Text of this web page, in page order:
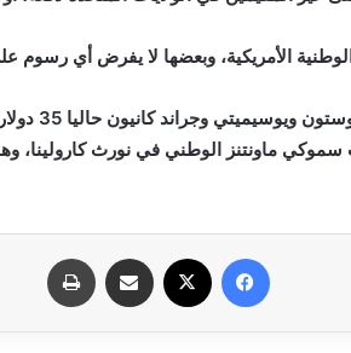
فيسبوك مشاركة عبر البريد